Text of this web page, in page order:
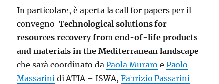
In particolare, è aperta la call for papers per il
convegnoTechnological solutions for
resources recovery from end-of-life products
and materials in the Mediterranean landscape
che sarà coordinato daPaola Muraro ePaolo
Massarini di ATIA – ISWA,Fabrizio Passarini